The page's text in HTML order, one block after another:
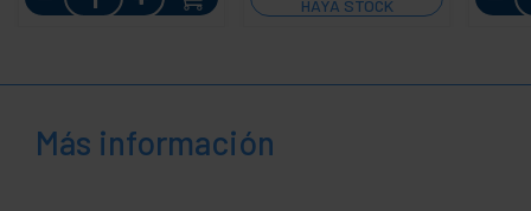
HAYA STOCK
Más información